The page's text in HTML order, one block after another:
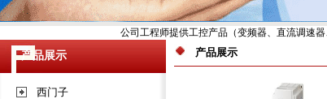
公司工程师提供工控产品（变频器、直流调速
产品展示
西门子
产品展示